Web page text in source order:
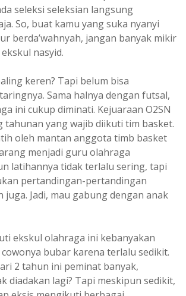
seleksi seleksian langsung
So, buat kamu yang suka nyanyi
berda’wahnyah, jangan banyak mikir
nasyid.
keren? Tapi belum bisa
Sama halnya dengan futsal,
ini cukup diminati. Kejuaraan O2SN
tahunan yang wajib diikuti tim basket.
oleh mantan anggota timb basket
menjadi guru olahraga
latihannya tidak terlalu sering, tapi
pertandingan-pertandingan
juga. Jadi, mau gabung dengan anak
ekskul olahraga ini kebanyakan
cowonya bubar karena terlalu sedikit.
2 tahun ini peminat banyak,
diadakan lagi? Tapi meskipun sedikit,